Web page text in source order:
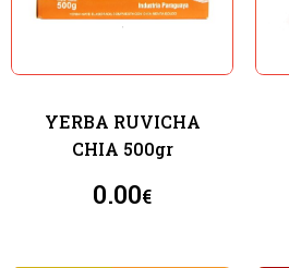
YERBA RUVICHA
CHIA 500gr
0.00€